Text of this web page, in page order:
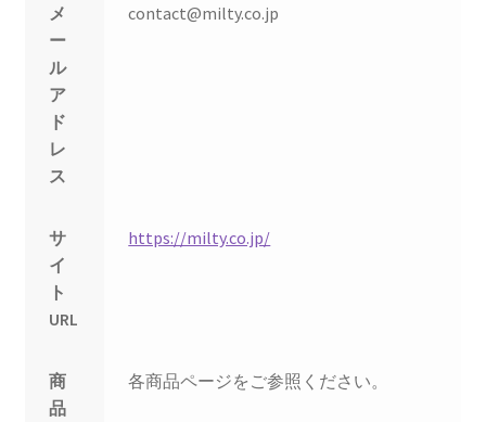
メ
ー
ル
ア
ド
レ
ス
contact@milty.co.jp
サ
イ
ト
URL
https://milty.co.jp/
商
品
各商品ページをご参照ください。